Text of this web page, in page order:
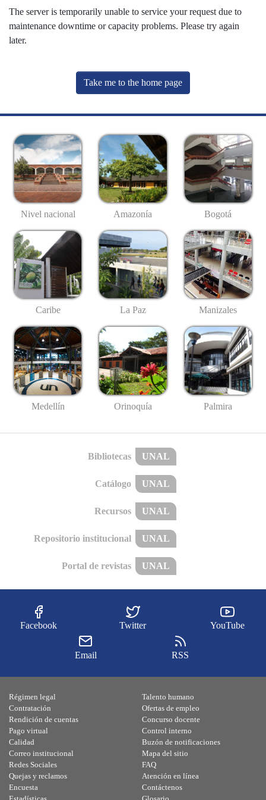
The server is temporarily unable to service your request due to
maintenance downtime or capacity problems. Please try again
later.
Take me to the home page
Nivel nacional Amazonía Bogotá
Caribe La Paz Manizales
Medellín Orinoquía Palmira
Bibliotecas UNAL
Catálogo UNAL
Recursos UNAL
Repositorio institucional UNAL
Portal de revistas UNAL
Facebook Twitter YouTube
Email RSS
Régimen legal
Contratación
Rendición de cuentas
Pago virtual
Calidad
Talento humano
Ofertas de empleo
Concurso docente
Control interno
Buzón de notificaciones
Correo institucional
Redes Sociales
Quejas y reclamos
Encuesta
Mapa del sitio
FAQ
Atención en línea
Contáctenos